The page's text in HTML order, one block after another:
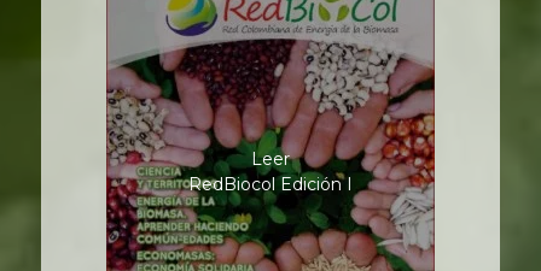
Leer
RedBiocol Edición I